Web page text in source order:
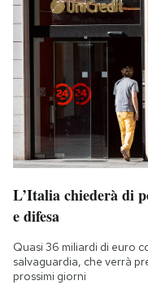
L’Italia chiederà di
e difesa
Quasi 36 miliardi di euro
salvaguardia, che verrà
prossimi giorni